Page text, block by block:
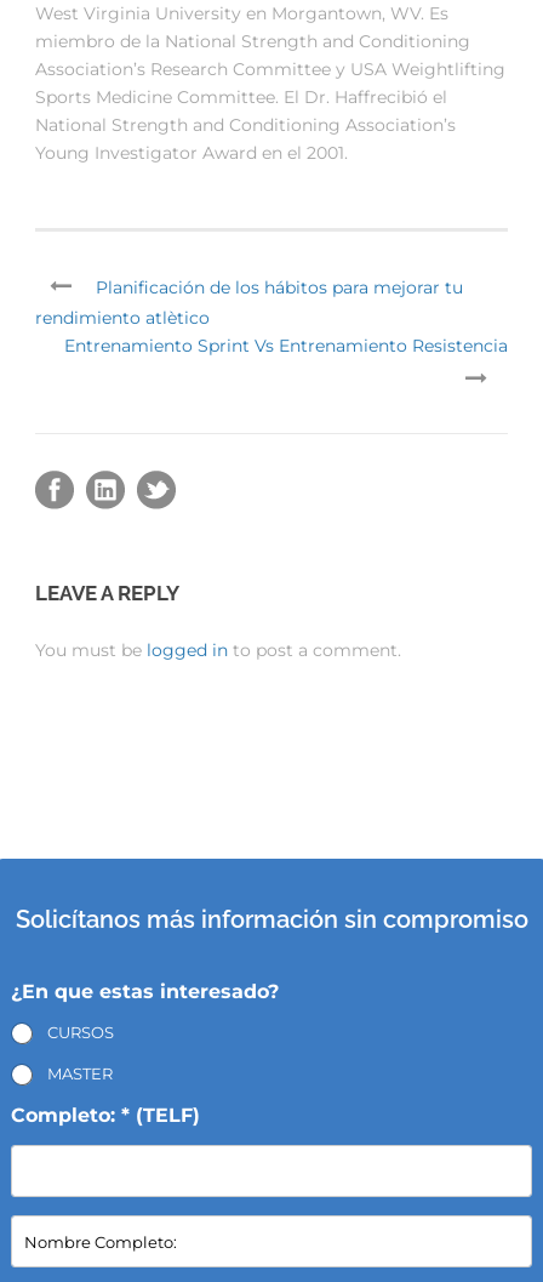
West Virginia University en Morgantown, WV. Es
miembro de la National Strength and Conditioning
Association’s Research Committee y USA Weightlifting
Sports Medicine Committee. El Dr. Haffrecibió el
National Strength and Conditioning Association’s
Young Investigator Award en el 2001.
Planificación de los hábitos para mejorar tu
rendimiento atlètico
Entrenamiento Sprint Vs Entrenamiento Resistencia
LEAVE A REPLY
You must be logged in to post a comment.
Solicítanos más información sin compromiso
¿En que estas interesado?
CURSOS
MASTER
Completo: * (TELF)
N
m